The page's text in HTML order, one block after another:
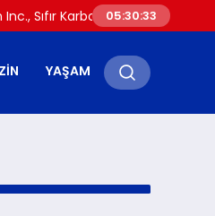
Sıfır Karbon Emisyonlu
05:30:33
YAŞAM